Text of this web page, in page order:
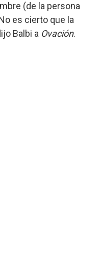
(de la persona
es cierto que la
Balbi a Ovación.